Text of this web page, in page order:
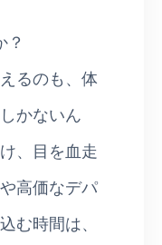
？
るのも、体
かないん
、目を血走
高価なデパ
む時間は、